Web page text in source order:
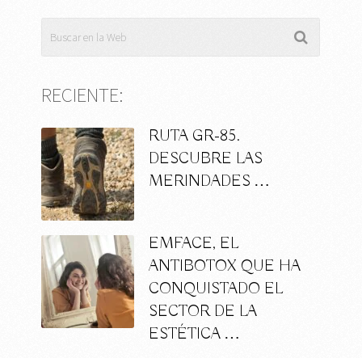
RECIENTE:
RUTA GR-85.
DESCUBRE LAS
MERINDADES …
EMFACE, EL
ANTIBOTOX QUE HA
CONQUISTADO EL
SECTOR DE LA
ESTÉTICA …